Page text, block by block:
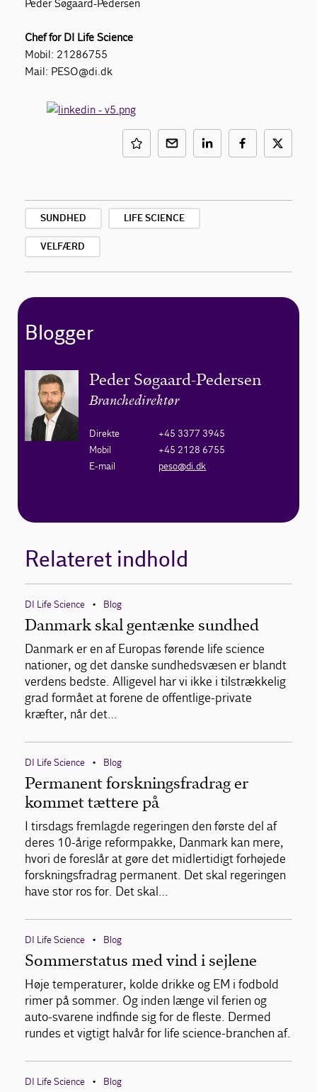
Peder Søgaard-Pedersen
Chef for DI Life Science
Mobil: 21286755
Mail: PESO@di.dk
SUNDHED LIFE SCIENCE
VELFÆRD
Blogger
Peder Søgaard-Pedersen
Branchedirektør
Direkte
+45 3377 3945
Mobil
+45 2128 6755
E-mail
peso@di.dk
Relateret indhold
DI Life Science • Blog
Danmark skal gentænke sundhed
Danmark er en af Europas førende life science
nationer, og det danske sundhedsvæsen er blandt
verdens bedste. Alligevel har vi ikke i tilstrækkelig
grad formået at forene de offentlige-private
kræfter, når det…
DI Life Science • Blog
Permanent forskningsfradrag er
kommet tættere på
I tirsdags fremlagde regeringen den første del af
deres 10-årige reformpakke, Danmark kan mere,
hvori de foreslår at gøre det midlertidigt forhøjede
forskningsfradrag permanent. Det skal regeringen
have stor ros for. Det skal…
DI Life Science • Blog
Sommerstatus med vind i sejlene
Høje temperaturer, kolde drikke og EM i fodbold
rimer på sommer. Og inden længe vil ferien og
auto-svarene indfinde sig for de fleste. Dermed
rundes et vigtigt halvår for life science-branchen af.
DI Life Science • Blog